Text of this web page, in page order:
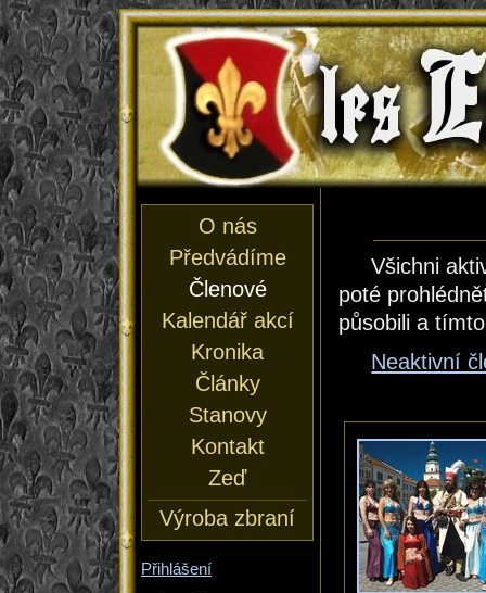
les
Všichni
poté
působili a
Neaktivní
O nás
Předvádíme
Členové
Kalendář akcí
Kronika
Články
Stanovy
Kontakt
Zeď
Výroba zbraní
Přihlášení